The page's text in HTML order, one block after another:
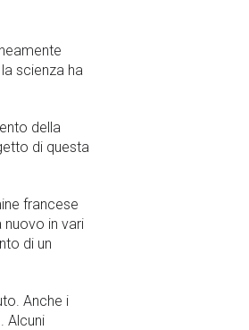
scienza ha
della
di questa
francese
in vari
di un
Anche i
Alcuni